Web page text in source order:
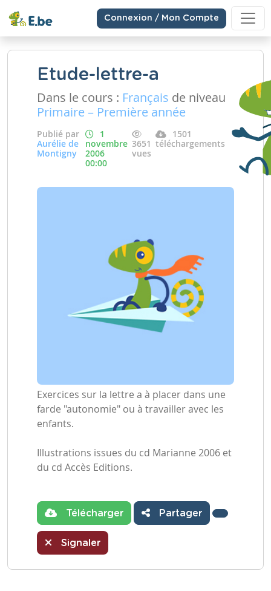
Connexion / Mon Compte
Etude-lettre-a
Dans le cours : Français de niveau
Primaire – Première année
Publié par
Aurélie de
Montigny
1
novembre
2006
00:00
3651
vues
1501
téléchargements
Exercices sur la lettre a à placer dans une
farde "autonomie" ou à travailler avec les
enfants.
Illustrations issues du cd Marianne 2006 et
du cd Accès Editions.
Télécharger Partager
Signaler